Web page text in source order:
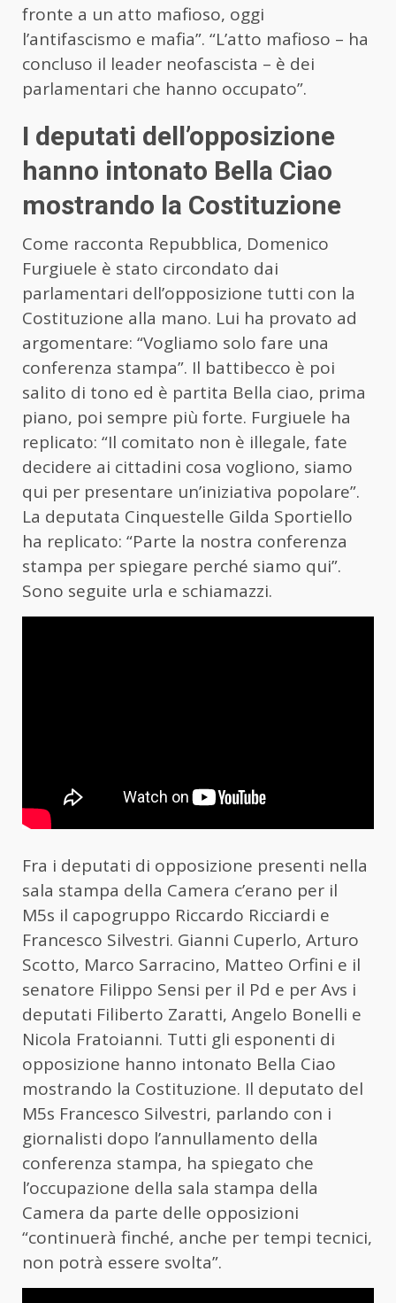
fronte a un atto mafioso, oggi
l’antifascismo e mafia”. “L’atto mafioso – ha
concluso il leader neofascista – è dei
parlamentari che hanno occupato”.
I deputati dell’opposizione
hanno intonato Bella Ciao
mostrando la Costituzione
Come racconta Repubblica, Domenico
Furgiuele è stato circondato dai
parlamentari dell’opposizione tutti con la
Costituzione alla mano. Lui ha provato ad
argomentare: “Vogliamo solo fare una
conferenza stampa”. Il battibecco è poi
salito di tono ed è partita Bella ciao, prima
piano, poi sempre più forte. Furgiuele ha
replicato: “Il comitato non è illegale, fate
decidere ai cittadini cosa vogliono, siamo
qui per presentare un’iniziativa popolare”.
La deputata Cinquestelle Gilda Sportiello
ha replicato: “Parte la nostra conferenza
stampa per spiegare perché siamo qui”.
Sono seguite urla e schiamazzi.
Fra i deputati di opposizione presenti nella
sala stampa della Camera c’erano per il
M5s il capogruppo Riccardo Ricciardi e
Francesco Silvestri. Gianni Cuperlo, Arturo
Scotto, Marco Sarracino, Matteo Orfini e il
senatore Filippo Sensi per il Pd e per Avs i
deputati Filiberto Zaratti, Angelo Bonelli e
Nicola Fratoianni. Tutti gli esponenti di
opposizione hanno intonato Bella Ciao
mostrando la Costituzione. Il deputato del
M5s Francesco Silvestri, parlando con i
giornalisti dopo l’annullamento della
conferenza stampa, ha spiegato che
l’occupazione della sala stampa della
Camera da parte delle opposizioni
“continuerà finché, anche per tempi tecnici,
non potrà essere svolta”.